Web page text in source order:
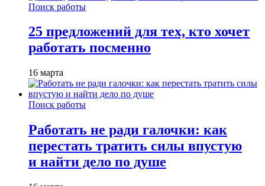
Поиск работы
25 предложений для тех, кто хочет
работать посменно
16 марта
Поиск работы
Работать не ради галочки: как
перестать тратить силы впустую
и найти дело по душе